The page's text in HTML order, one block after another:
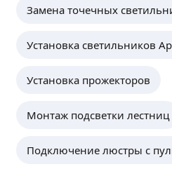
Замена точечных
Установка светильников
Установка прожекторов
Монтаж подсветки лестниц
Подключение люстры с